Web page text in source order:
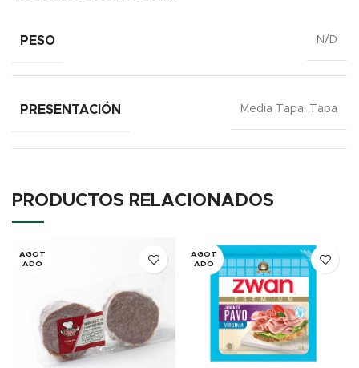
PESO N/D
PRESENTACIÓN Media Tapa, Tapa
PRODUCTOS RELACIONADOS
AGOT
ADO
AGOT
ADO